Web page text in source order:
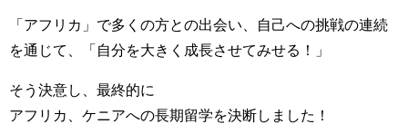
「アフリカ」で多くの方との出会い、自己への挑戦の連続
を通じて、「自分を大きく成長させてみせる！」
そう決意し、最終的に
アフリカ、ケニアへの長期留学を決断しました！